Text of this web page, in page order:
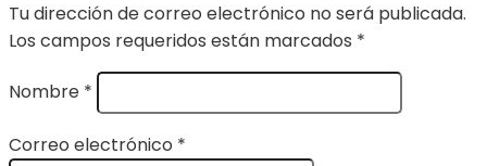
Tu dirección de correo electrónico no será publicada.
Los campos requeridos están marcados *
Nombre *
Correo electrónico *